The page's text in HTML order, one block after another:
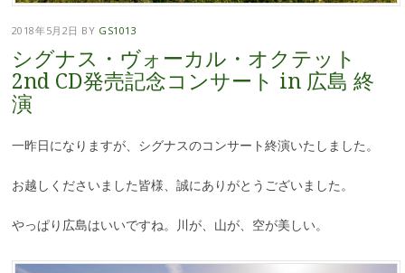
2018年5月2日 BY GS1013
シグナス・ヴォーカル・オクテット
2nd CD発売記念コンサート in 広島 終
演
一昨日になりますが、シグナスのコンサート終演いたしました。
お越しくださいました皆様、誠にありがとうございました。
やっぱり広島はいいですね。川が、山が、空が美しい。